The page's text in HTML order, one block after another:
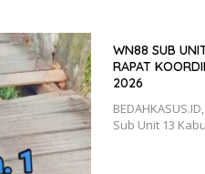
WN88 SUB
RAPAT
2026
Sub Unit 13